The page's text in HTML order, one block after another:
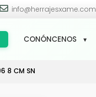
 info@herrajesxame.com
CONÓNCENOS
8 CM SN